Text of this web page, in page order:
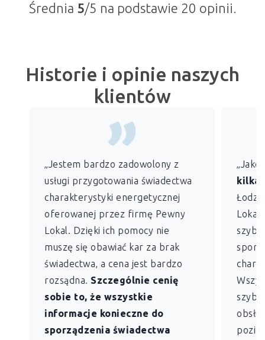
Średnia 5/5 na podstawie 20 opinii.
Historie i opinie naszych
klientów
„Jestem bardzo zadowolony z
usługi przygotowania świadectwa
charakterystyki energetycznej
oferowanej przez firmę Pewny
Lokal. Dzięki ich pomocy nie
muszę się obawiać kar za brak
świadectwa, a cena jest bardzo
rozsądna. Szczególnie cenię
sobie to, że wszystkie
informacje konieczne do
sporządzenia świadectwa
„Jako
Łodzi)
Lokal